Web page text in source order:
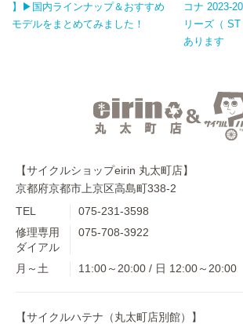
】▶国内ラインナップ＆おすすめ
モデルをまとめてみました！
コナ 2023-
リーズ（
あります
【サイクルショップeirin 丸太町店】
京都府京都市上京区高島町338-2
TEL
075-231-3598
修理専用
ダイアル
075-708-3922
月～土 11:00～20:00 / 日 12:00～20:00
【サイクルハテナ（丸太町店別館）】